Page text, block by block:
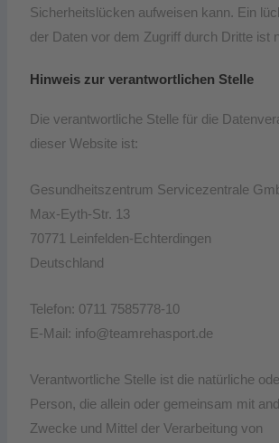
Sicherheitslücken aufweisen kann. Ein
der Daten vor dem Zugriff durch Dritte ist
Hinweis zur verantwortlichen Stelle
Die verantwortliche Stelle für die
dieser Website ist:
Gesundheitszentrum Servicezentrale
Max-Eyth-Str. 13
70771 Leinfelden-Echterdingen
Deutschland
Telefon: 0711 7585778-10
E-Mail: info@teamrehasport.de
Verantwortliche Stelle ist die natürliche
Person, die allein oder gemeinsam mit
Zwecke und Mittel der Verarbeitung von